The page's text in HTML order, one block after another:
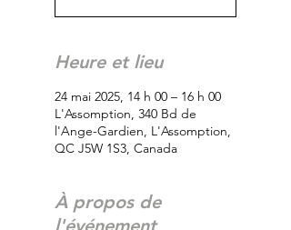
Heure et lieu
24 mai 2025, 14 h 00 – 16 h 00
L'Assomption, 340 Bd de
l'Ange-Gardien, L'Assomption,
QC J5W 1S3, Canada
À propos de